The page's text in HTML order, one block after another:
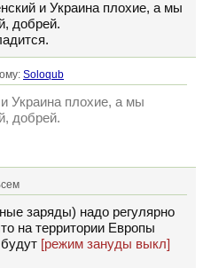
и Украина плохие, а мы
добрей.
Soloqub
Украина плохие, а мы
добрей.
заряды) надо регулярно
на территории Европы
[режим зануды выкл]